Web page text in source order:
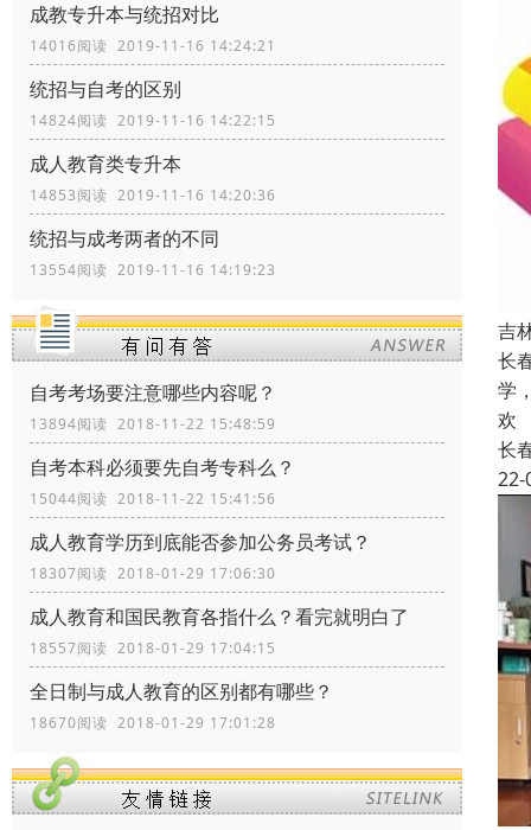
成教专升本与统招对比
14016阅读 2019-11-16 14:24:21
统招与自考的区别
14824阅读 2019-11-16 14:22:15
成人教育类专升本
14853阅读 2019-11-16 14:20:36
统招与成考两者的不同
13554阅读 2019-11-16 14:19:23
自考考场要注意哪些内容呢？
13894阅读 2018-11-22 15:48:59
自考本科必须要先自考专科么？
15044阅读 2018-11-22 15:41:56
成人教育学历到底能否参加公务员考试？
18307阅读 2018-01-29 17:06:30
成人教育和国民教育各指什么？看完就明白了
18557阅读 2018-01-29 17:04:15
全日制与成人教育的区别都有哪些？
18670阅读 2018-01-29 17:01:28
吉
长
学
欢
长
22-